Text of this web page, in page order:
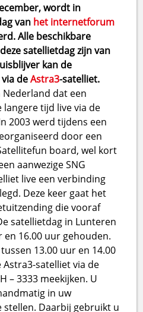
wordt in
van het internetforum
Alle beschikbare
satellietdag zijn van
kan de
via deAstra3-satelliet.
dat een
tijd live via de
2003 werd tijdens een
door een
board, wel kort
aanwezige SNG
live een verbinding
Deze keer gaat het
die vooraf
satellietdag in Lunteren
16.00 uur gehouden.
13.00 uur en 14.00
satelliet via de
– 3333 meekijken. U
in uw
Daarbij gebruikt u